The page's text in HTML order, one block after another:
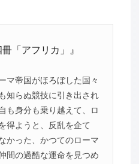
冊「アフリカ」』
マ帝国がほろぼした国々
知らぬ競技に引き出され
も身分も乗り越えて、ロ
得ようと、反乱を企て
かった、かつてのローマ
間の過酷な運命を見つめ